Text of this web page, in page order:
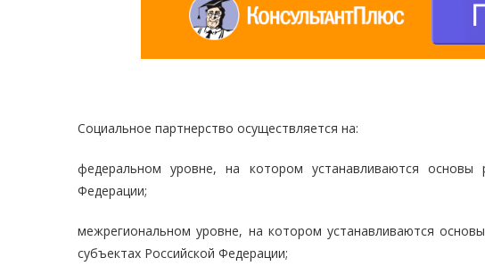
Социальное партнерство осуществляется на:
федеральном уровне, на котором устанавливаются
Федерации;
межрегиональном уровне, на котором устанавливаются
субъектах Российской Федерации;